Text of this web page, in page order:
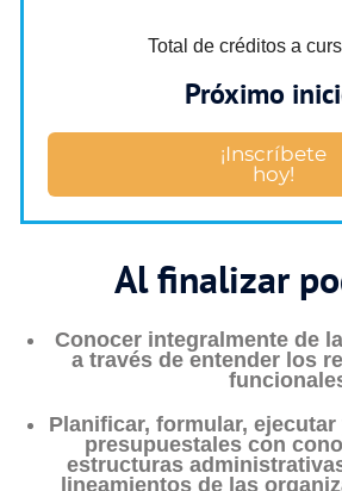
Total de créditos a
Próximo
¡Inscríbete
hoy!
Al finalizar
Conocer integralmente de
a través de entender los
Planificar, formular,
presupuestales con
estructuras
lineamientos de las